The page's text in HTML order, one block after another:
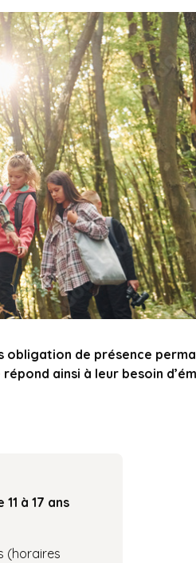
obligation de présence
ainsi à leur besoin
11 à 17 ans
(horaires